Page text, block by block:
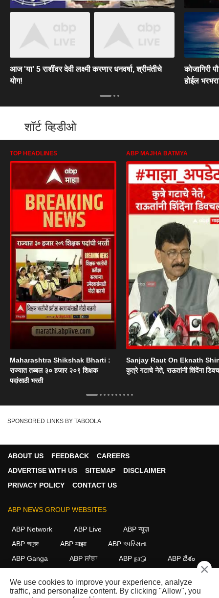
आज 'या' 5 राशींवर देवी लक्ष्मी करणार धनवर्षा, श्रीमंतीचे
योग!
कोजागिरी
होईल
शॉर्ट व्हिडीओ
TOP HEADLINES
Maharashtra Shikshak Bharti :
राज्यात तब्बल ३० हजार २०९ शिक्षक
पदांसाठी भरती
ABP MAJHA BATMYA
Sanjay Raut On Eknath
कुत्रे गटाचे नेते, राऊतांनी शिंदेंना
SPONSORED LINKS BY TABOOLA
ABOUT US FEEDBACK
CAREERS
ADVERTISE WITH US
SITEMAP
DISCLAIMER
PRIVACY POLICY
CONTACT US
ABP NEWS GROUP WEBSITES
ABP Network ABP Live
ABP न्यूज़
ABP আনন্দ
ABP माझा
ABP અસ્મિતા
ABP Ganga
ABP ਸਾਂਝਾ ABP நாடு ABP దేశం
FOLLOW US
×
We use cookies to improve your experience, analyze
traffic, and personalize content. By clicking "Allow", you